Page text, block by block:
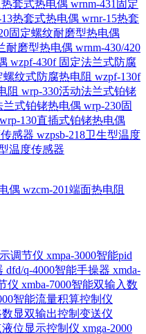
套式热电偶 wrnm-431固定
热套式热电偶 wrnr-15热套
固定螺纹耐磨型热电偶
耐磨型热电偶 wrnm-430/420
wzpf-430f 固定法兰式防腐
螺纹式防腐热电阻 wzpf-130f
阻 wrp-330活动法兰式铂铑
兰式铂铑热电偶 wrp-230固
wrp-130直插式铂铑热电偶
感器 wzpsb-218卫生型温度
温度传感器
偶 wzcm-201端面热电阻
调节仪 xmpa-3000智能pid
dfd/q-4000智能手操器 xmda-
仪 xmba-7000智能双输入数
智能流量积算控制仪
数显双输出控制变送仪
液位显示控制仪 xmga-2000